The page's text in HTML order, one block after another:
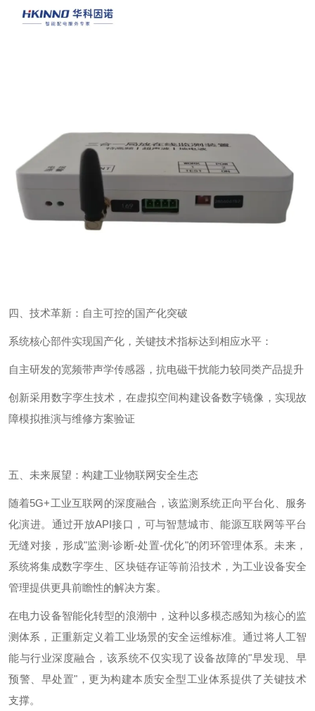
四、技术革新：自主可控的国产化突破
系统核心部件实现国产化，关键技术指标达到相应水平：
自主研发的宽频带声学传感器，抗电磁干扰能力较同类产品提升
创新采用数字孪生技术，在虚拟空间构建设备数字镜像，实现故
障模拟推演与维修方案验证
五、未来展望：构建工业物联网安全生态
随着5G+工业互联网的深度融合，该监测系统正向平台化、服务
化演进。通过开放API接口，可与智慧城市、能源互联网等平台
无缝对接，形成"监测-诊断-处置-优化"的闭环管理体系。未来，
系统将集成数字孪生、区块链存证等前沿技术，为工业设备安全
管理提供更具前瞻性的解决方案。
在电力设备智能化转型的浪潮中，这种以多模态感知为核心的监
测体系，正重新定义着工业场景的安全运维标准。通过将人工智
能与行业深度融合，该系统不仅实现了设备故障的"早发现、早
预警、早处置" ，更为构建本质安全型工业体系提供了关键技术
支撑。